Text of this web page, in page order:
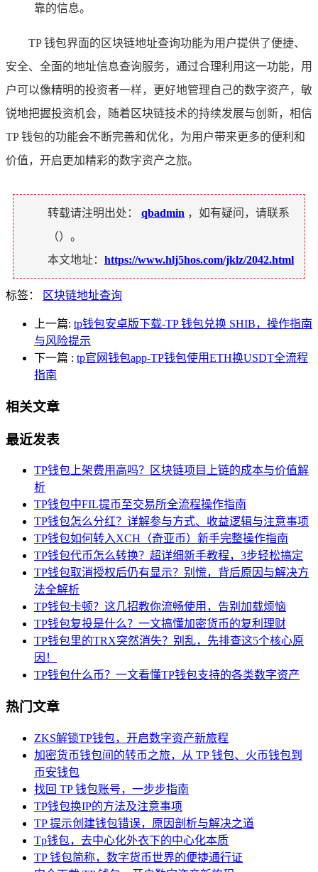
靠的信息。
TP 钱包界面的区块链地址查询功能为用户提供了便捷、
安全、全面的地址信息查询服务，通过合理利用这一功能，用
户可以像精明的投资者一样，更好地管理自己的数字资产，敏
锐地把握投资机会，随着区块链技术的持续发展与创新，相信
TP 钱包的功能会不断完善和优化，为用户带来更多的便利和
价值，开启更加精彩的数字资产之旅。
转载请注明出处： qbadmin ，如有疑问，请联系
（）。
本文地址： https://www.hlj5hos.com/jklz/2042.html
标签： 区块链地址查询
上一篇: tp钱包安卓版下载-TP 钱包兑换 SHIB，操作指南
与风险提示
下一篇 : tp官网钱包app-TP钱包使用ETH换USDT全流程
指南
相关文章
最近发表
TP钱包上架费用高吗？区块链项目上链的成本与价值解
析
TP钱包中FIL提币至交易所全流程操作指南
TP钱包怎么分红？详解参与方式、收益逻辑与注意事项
TP钱包如何转入XCH（奇亚币）新手完整操作指南
TP钱包代币怎么转换？超详细新手教程，3步轻松搞定
TP钱包取消授权后仍有显示？别慌，背后原因与解决方
法全解析
TP钱包卡顿？这几招教你流畅使用，告别加载烦恼
TP钱包复投是什么？一文搞懂加密货币的复利理财
TP钱包里的TRX突然消失？别乱，先排查这5个核心原
因！
TP钱包什么币？一文看懂TP钱包支持的各类数字资产
热门文章
ZKS解锁TP钱包，开启数字资产新旅程
加密货币钱包间的转币之旅，从 TP 钱包、火币钱包到
币安钱包
找回 TP 钱包账号，一步步指南
TP钱包换IP的方法及注意事项
TP 提示创建钱包错误，原因剖析与解决之道
Tp钱包，去中心化外衣下的中心化本质
TP 钱包简称，数字货币世界的便捷通行证